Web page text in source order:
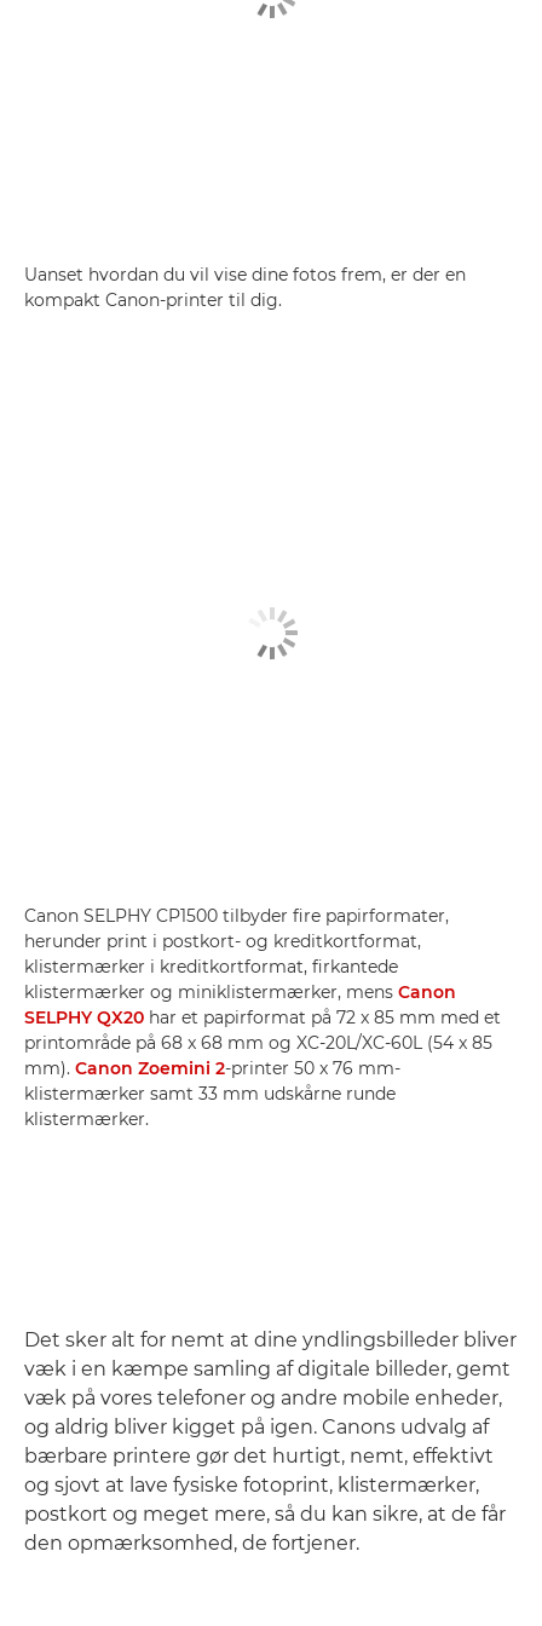
Uanset hvordan du vil vise dine fotos frem, er der en
kompakt Canon-printer til dig.
Canon SELPHY CP1500 tilbyder fire papirformater,
herunder print i postkort- og kreditkortformat,
klistermærker i kreditkortformat, firkantede
klistermærker og miniklistermærker, mens Canon
SELPHY QX20 har et papirformat på 72 x 85 mm med et
printområde på 68 x 68 mm og XC-20L/XC-60L (54 x 85
mm). Canon Zoemini 2-printer 50 x 76 mm-
klistermærker samt 33 mm udskårne runde
klistermærker.
Det sker alt for nemt at dine yndlingsbilleder bliver
væk i en kæmpe samling af digitale billeder, gemt
væk på vores telefoner og andre mobile enheder,
og aldrig bliver kigget på igen. Canons udvalg af
bærbare printere gør det hurtigt, nemt, effektivt
og sjovt at lave fysiske fotoprint, klistermærker,
postkort og meget mere, så du kan sikre, at de får
den opmærksomhed, de fortjener.